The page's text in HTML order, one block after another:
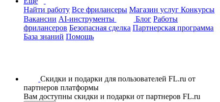
Найти работу Все фрилансеры Магазин услуг Конкурсы
Вакансии AI-инструменты Блог Работы
фрилансеров Безопасная сделка Партнерская программа
База знаний Помощь
Скидки и подарки для пользователей FL.ru от
партнеров платформы
Вам доступны скидки и подарки от партнеров FL.ru